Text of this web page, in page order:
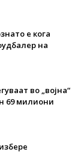
е кога
на
во „војна“
69 милиони